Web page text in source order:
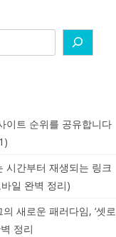
이트 순위를 공유합니다
시간부터 재생되는 링크
바일 완벽 정리)
새로운 패러다임, ‘셋로
정리